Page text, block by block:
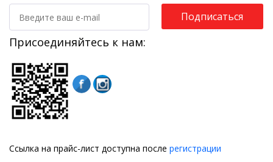
Подписаться
Присоединяйтесь к нам:
Ссылка на прайс-лист доступна после регистрации